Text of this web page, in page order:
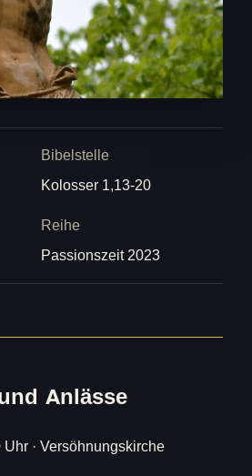
Bibelstelle
Kolosser 1,13-20
Reihe
Passionszeit 2023
Anlässe
Uhr · Versöhnungskirche